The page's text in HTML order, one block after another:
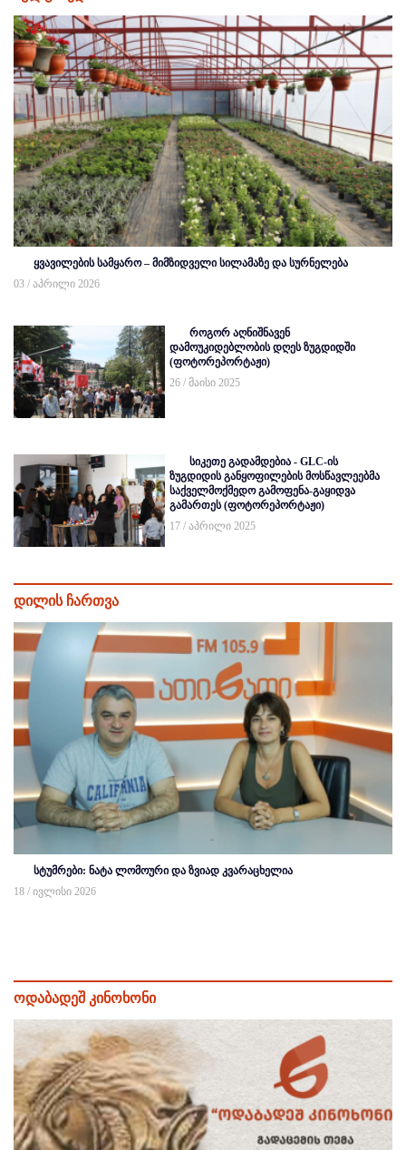
ყვავილების სამყარო – მიმზიდველი სილამაზე და სურნელება
03 / აპრილი 2026
როგორ აღნიშნავენ
დამოუკიდებლობის დღეს ზუგდიდში
(ფოტორეპორტაჟი)
26 / მაისი 2025
სიკეთე გადამდებია - GLC-ის
ზუგდიდის განყოფილების მოსწავლეებმა
საქველმოქმედო გამოფენა-გაყიდვა
გამართეს (ფოტორეპორტაჟი)
17 / აპრილი 2025
დილის ჩართვა
სტუმრები: ნატა ლომოური და ზვიად კვარაცხელია
18 / ივლისი 2026
ოდაბადეშ კინოხონი